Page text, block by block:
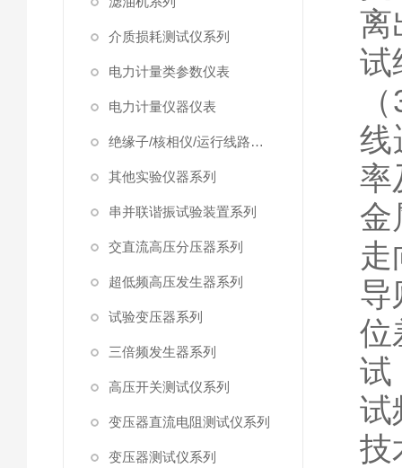
介质损耗测试仪系列
电力计量类参数仪表
电力计量仪器仪表
绝缘子/核相仪/运行线路试验仪器
其他实验仪器系列
串并联谐振试验装置系列
交直流高压分压器系列
超低频高压发生器系列
试验变压器系列
三倍频发生器系列
高压开关测试仪系列
变压器直流电阻测试仪系列
变压器测试仪系列
离
试
线
率
金
走
导
位
试
试
技